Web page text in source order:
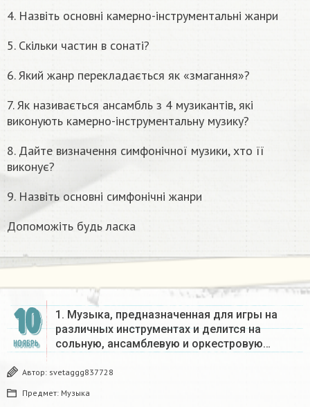
4. Назвіть основні камерно-інструментальні жанри
5. Скільки частин в сонаті?
6. Який жанр перекладається як «змагання»?
7. Як називається ансамбль з 4 музикантів, які
виконують камерно-інструментальну музику?
8. Дайте визначення симфонічної музики, хто її
виконує?
9. Назвіть основні симфонічні жанри
Допоможіть будь ласка
10
НОЯБРЬ
1. Музыка, предназначенная для игры на
различных инструментах и делится на
сольную, ансамблевую и оркестровую…
Автор: svetaggg837728
Предмет: Музыка